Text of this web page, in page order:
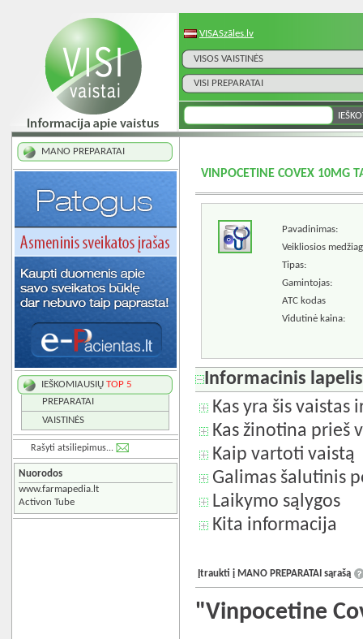
VISASzāles.lv
VISOS VAISTINĖS
VISI PREPARATAI
MANO PREPARATAI
IEŠKOMIAUSIŲ TOP 5
PREPARATAI
VAISTINĖS
Rašyti atsiliepimus...
Nuorodos
www.farmapedia.lt
Activon Tube
VINPOCETINE COVEX 10MG
Pavadinimas:
Veikliosios
Tipas:
Gamintojas:
ATC kodas
Vidutinė kaina:
Informacinis lapelis
Kas yra šis vaistas
Kas žinotina prieš
Kaip vartoti vaistą
Galimas šalutinis
Laikymo sąlygos
Kita informacija
Įtraukti į MANO PREPARATAI sąrašą
"Vinpocetine